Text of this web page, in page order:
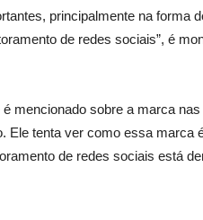
principalmente na forma
de redes sociais”, é
mencionado sobre a marca
Ele tenta ver como essa marca
de redes sociais está